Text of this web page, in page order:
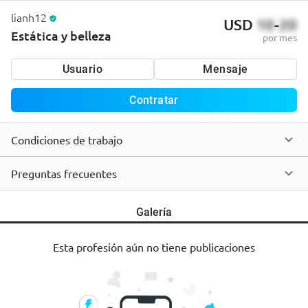
lianh12
Estática y belleza
USD 10-20
por mes
Usuario Mensaje
Contratar
Condiciones de trabajo
Preguntas frecuentes
Galería
Esta profesión aún no tiene publicaciones